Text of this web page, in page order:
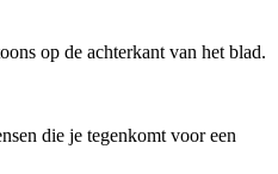
op de achterkant van het blad.
die je tegenkomt voor een